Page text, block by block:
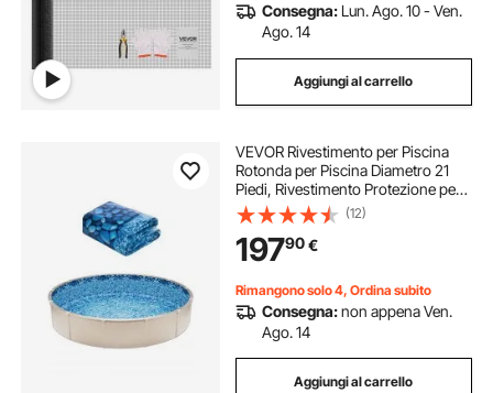
Consegna: Lun. Ago. 10 - Ven.
Ago. 14
Aggiungi al carrello
VEVOR Rivestimento per Piscina
Rotonda per Piscina Diametro 21
Piedi, Rivestimento Protezione per
Pareti di Piscine Fuori Terra 54
Pollici Stile Sovrapposto,
Rivestimento Piscina in Materiale
Vinile
(12)
19790€
Rimangono solo 4, Ordina subito
Consegna:non appena Ven.
Ago. 14
Aggiungi al carrello